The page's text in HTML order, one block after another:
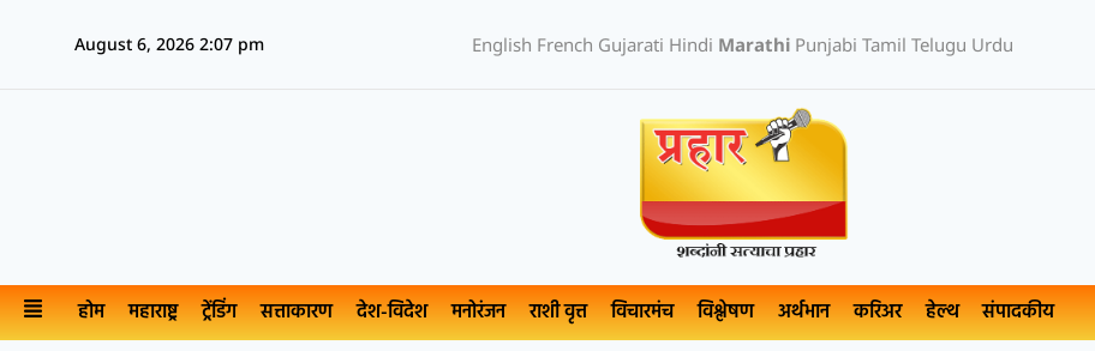
August 6, 2026 2:07 pm English French Gujarati Hindi Marathi Punjabi Tamil Telugu Urdu
होम महाराष्ट्र ट्रेंडिंग सत्ताकारण देश-विदेश मनोरंजन राशी वृत्त विचारमंच विश्लेषण अर्थभान करिअर हेल्थ संपादकीय